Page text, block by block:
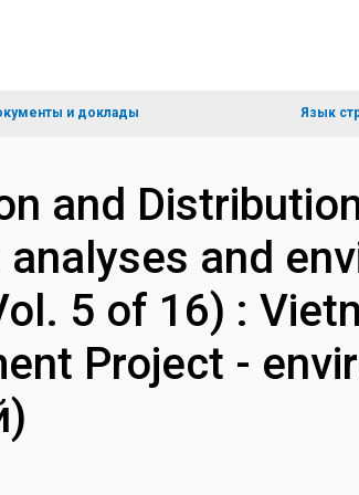
и доклады Язык
and
and
5 of 16) :
Project -